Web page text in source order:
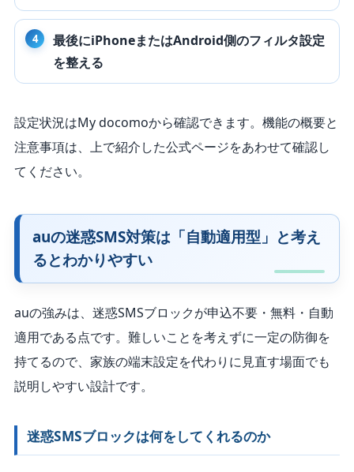
最後にiPhoneまたはAndroid側のフィルタ設定
を整える
設定状況はMy docomoから確認できます。機能の概要と
注意事項は、上で紹介した公式ページをあわせて確認し
てください。
auの迷惑SMS対策は「自動適用型」と考え
るとわかりやすい
auの強みは、迷惑SMSブロックが申込不要・無料・自動
適用である点です。難しいことを考えずに一定の防御を
持てるので、家族の端末設定を代わりに見直す場面でも
説明しやすい設計です。
迷惑SMSブロックは何をしてくれるのか